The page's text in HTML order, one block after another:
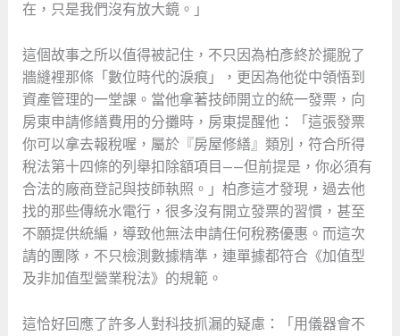
在，只是我們沒有放大鏡。」
這個故事之所以值得被記住，不只因為柏彥終於擺脫了
牆縫裡那條「數位時代的淚痕」，更因為他從中領悟到
資產管理的一堂課。當他拿著技師開立的統一發票，向
房東申請修繕費用的分攤時，房東提醒他：「這張發票
你可以拿去報稅喔，屬於『房屋修繕』類別，符合所得
稅法第十四條的列舉扣除額項目——但前提是，你必須有
合法的廠商登記與技師執照。」柏彥這才發現，過去他
找的那些傳統水電行，很多沒有開立發票的習慣，甚至
不願提供統編，導致他無法申請任何稅務優惠。而這次
請的團隊，不只檢測數據精準，連單據都符合《加值型
及非加值型營業稅法》的規範。
這恰好回應了許多人對科技抓漏的疑慮：「用儀器會不